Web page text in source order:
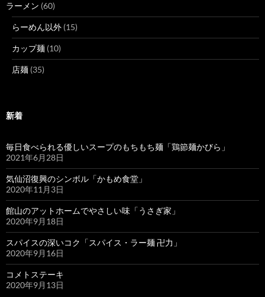
ラーメン (60)
らーめん以外 (15)
カップ麺 (10)
店麺 (35)
新着
毎日食べられる優しいスープのもちもち麺「鶏節麺かびら」
2021年6月28日
気仙沼復興のシンボル「かもめ食堂」
2020年11月3日
館山のアットホームでやさしい味「うさぎ家」
2020年9月18日
スパイスの深いコク「スパイス・ラー麺 卍力」
2020年9月16日
コメトステーキ
2020年9月13日